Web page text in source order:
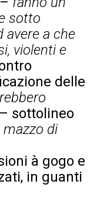
sotto
avere a che
violenti e
delle
sottolineo
di
à gogo e
in guanti